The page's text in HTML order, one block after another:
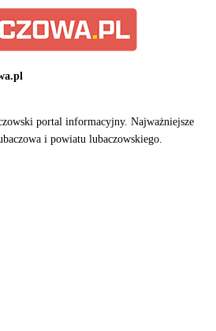
portal informacyjny. Najważniejsze
i powiatu lubaczowskiego.